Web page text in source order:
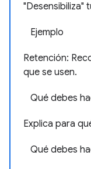
"Desensibiliza"
Ejemplo
Retención:
que se usen.
Qué debes
Explica para
Qué debes